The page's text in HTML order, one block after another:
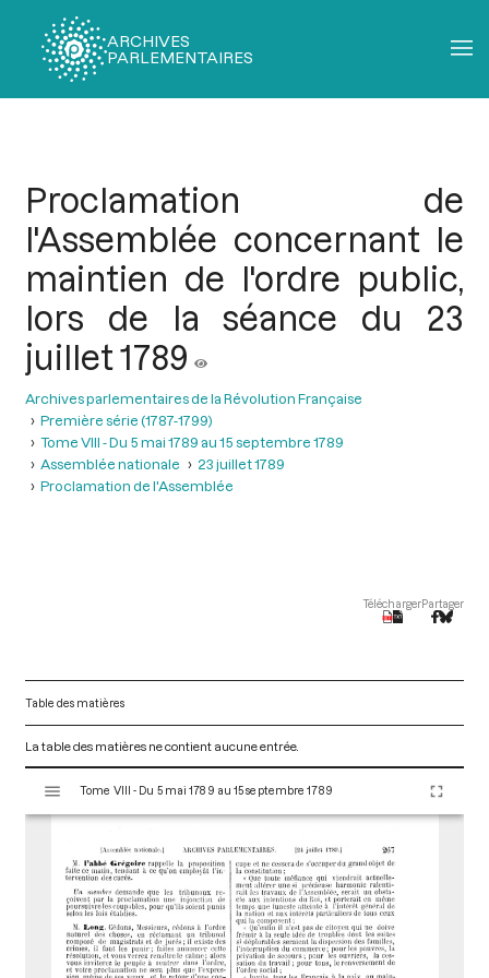
ARCHIVES
PARLEMENTAIRES
Proclamation de
l'Assemblée concernant le
maintien de l'ordre public,
lors de la séance du 23
juillet 1789
Archives parlementaires de la Révolution Française
Première série (1787-1799)
Tome VIII - Du 5 mai 1789 au 15 septembre 1789
Assemblée nationale
23 juillet 1789
Proclamation de l'Assemblée
TéléchargerPartager
Table des matières
La table des matières ne contient aucune entrée.
s
Tome VIII - Du 5 mai 1789 au 15 septembre 1789